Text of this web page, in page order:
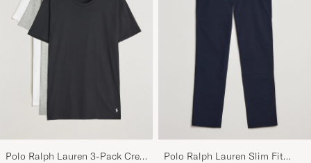
Polo Ralph Lauren 3-Pack Crew
Polo Ralph Lauren Slim Fit